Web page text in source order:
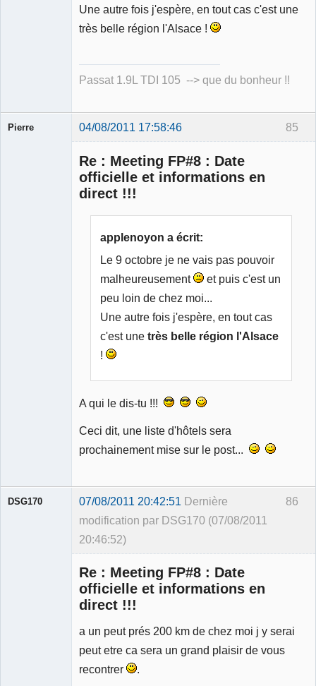
Une autre fois j'espère, en tout cas c'est une
très belle région l'Alsace !
Passat 1.9L TDI 105 --> que du bonheur !!
85
Pierre 04/08/2011 17:58:46
Re : Meeting FP#8 : Date
officielle et informations en
direct !!!
applenoyon a écrit:
Le 9 octobre je ne vais pas pouvoir
malheureusement
et puis c'est un
peu loin de chez moi...
Une autre fois j'espère, en tout cas
c'est une très belle région l'Alsace
!
A qui le dis-tu !!!
Ceci dit, une liste d'hôtels sera
prochainement mise sur le post...
86
DSG170 07/08/2011 20:42:51 Dernière
modification par DSG170 (07/08/2011
20:46:52)
Re : Meeting FP#8 : Date
officielle et informations en
direct !!!
a un peut prés 200 km de chez moi j y serai
peut etre ca sera un grand plaisir de vous
recontrer
.